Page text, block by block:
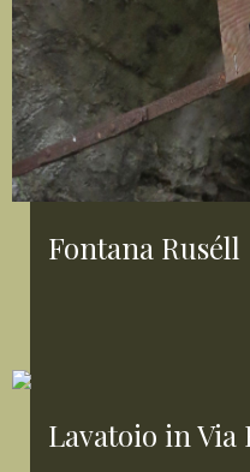
Fontana Ruséll
Lavatoio in